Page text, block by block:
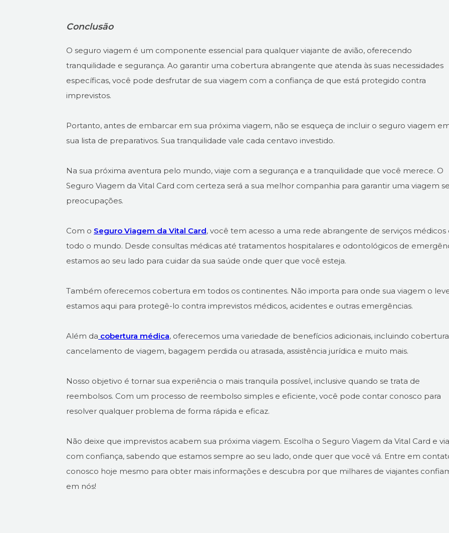
Conclusão
O seguro viagem é um componente essencial para qualquer viajante de avião, oferecendo
tranquilidade e segurança. Ao garantir uma cobertura abrangente que atenda às suas necessidades
específicas, você pode desfrutar de sua viagem com a confiança de que está protegido contra
imprevistos.
Portanto, antes de embarcar em sua próxima viagem, não se esqueça de incluir o seguro viagem
sua lista de preparativos. Sua tranquilidade vale cada centavo investido.
Na sua próxima aventura pelo mundo, viaje com a segurança e a tranquilidade que você merece. O
Seguro Viagem da Vital Card com certeza será a sua melhor companhia para garantir uma viagem
preocupações.
Com o Seguro Viagem da Vital Card, você tem acesso a uma rede abrangente de serviços médicos
todo o mundo. Desde consultas médicas até tratamentos hospitalares e odontológicos de
estamos ao seu lado para cuidar da sua saúde onde quer que você esteja.
Também oferecemos cobertura em todos os continentes. Não importa para onde sua viagem o
estamos aqui para protegê-lo contra imprevistos médicos, acidentes e outras emergências.
Além da cobertura médica, oferecemos uma variedade de benefícios adicionais, incluindo
cancelamento de viagem, bagagem perdida ou atrasada, assistência jurídica e muito mais.
Nosso objetivo é tornar sua experiência o mais tranquila possível, inclusive quando se trata de
reembolsos. Com um processo de reembolso simples e eficiente, você pode contar conosco para
resolver qualquer problema de forma rápida e eficaz.
Não deixe que imprevistos acabem sua próxima viagem. Escolha o Seguro Viagem da Vital Card e
com confiança, sabendo que estamos sempre ao seu lado, onde quer que você vá. Entre em
conosco hoje mesmo para obter mais informações e descubra por que milhares de viajantes
em nós!